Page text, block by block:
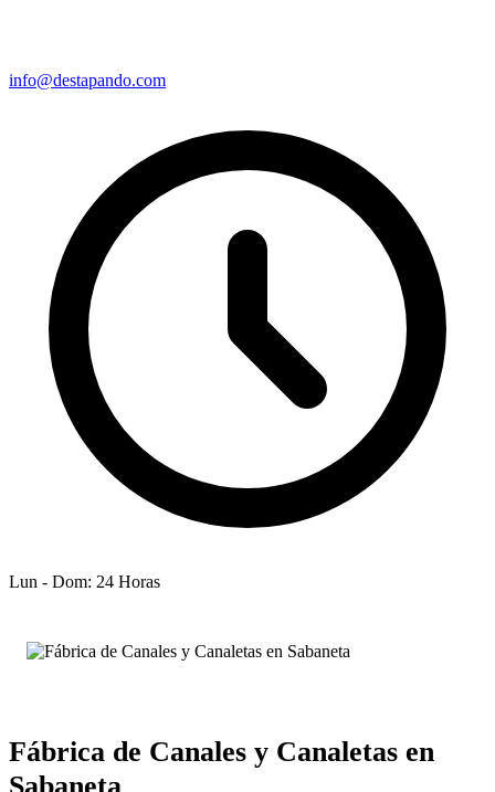
info@destapando.com
Lun - Dom: 24 Horas
Fábrica de Canales y Canaletas en